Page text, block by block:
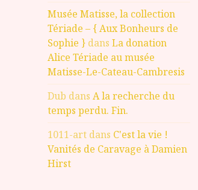
Musée Matisse, la collection
Tériade – { Aux Bonheurs de
Sophie } dansLa donation
Alice Tériade au musée
Matisse-Le-Cateau-Cambresis
Dub dansA la recherche du
temps perdu. Fin.
1011-art dans C'est la vie !
Vanités de Caravage à Damien
Hirst